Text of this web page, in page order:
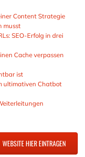
Content Strategie
musst
SEO-Erfolg in drei
Cache verpassen
ist
ultimativen Chatbot